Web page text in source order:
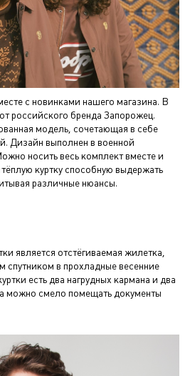
с новинками нашего магазина. В
российского бренда Запорожец.
модель, сочетающая в себе
Дизайн выполнен в военной
носить весь комплект вместе и
куртку способную выдержать
различные нюансы.
является отстёгиваемая жилетка,
спутником в прохладные весенние
есть два нагрудных кармана и два
можно смело помещать документы